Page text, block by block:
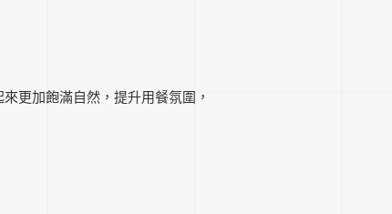
更加飽滿自然，提升用餐氛圍，